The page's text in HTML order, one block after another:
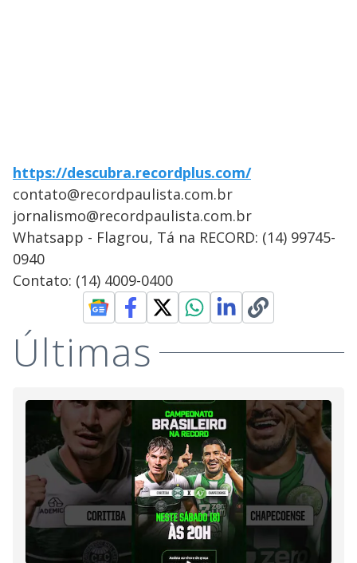
https://descubra.recordplus.com/
contato@recordpaulista.com.br
jornalismo@recordpaulista.com.br
Whatsapp - Flagrou, Tá na RECORD: (14) 99745-
0940
Contato: (14) 4009-0400
Últimas